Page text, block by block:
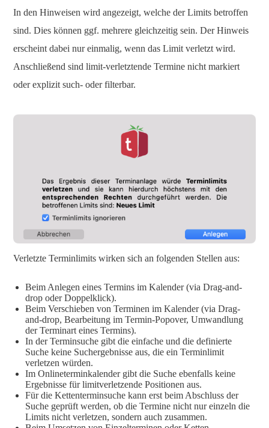
In den Hinweisen wird angezeigt, welche der Limits betroffen
sind. Dies können ggf. mehrere gleichzeitig sein. Der Hinweis
erscheint dabei nur einmalig, wenn das Limit verletzt wird.
Anschließend sind limit-verletztende Termine nicht markiert
oder explizit such- oder filterbar.
Verletzte Terminlimits wirken sich an folgenden Stellen aus:
Beim Anlegen eines Termins im Kalender (via Drag-and-
drop oder Doppelklick).
Beim Verschieben von Terminen im Kalender (via Drag-
and-drop, Bearbeitung im Termin-Popover, Umwandlung
der Terminart eines Termins).
In der Terminsuche gibt die einfache und die definierte
Suche keine Suchergebnisse aus, die ein Terminlimit
verletzen würden.
Im Onlineterminkalender gibt die Suche ebenfalls keine
Ergebnisse für limitverletzende Positionen aus.
Für die Kettenterminsuche kann erst beim Abschluss der
Suche geprüft werden, ob die Termine nicht nur einzeln die
Limits nicht verletzen, sondern auch zusammen.